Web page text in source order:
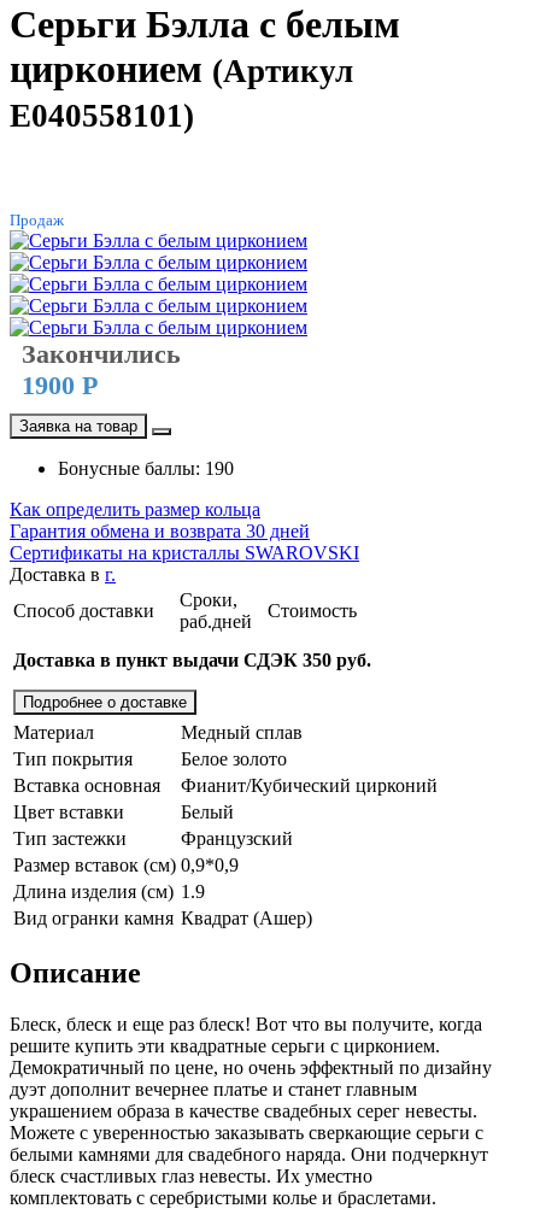
Серьги Бэлла с белым
цирконием (Артикул
E040558101)
Продаж
Закончились
1900 Р
Заявка на товар
Бонусные баллы: 190
Как определить размер кольца
Гарантия обмена и возврата 30 дней
Сертификаты на кристаллы SWAROVSKI
Доставка в г.
Способ доставки
Сроки,
раб.дней
Стоимость
Доставка в пункт выдачи СДЭК 350 руб.
Подробнее о доставке
Материал
Медный сплав
Тип покрытия
Белое золото
Вставка основная
Фианит/Кубический цирконий
Цвет вставки
Белый
Тип застежки
Французский
Размер вставок (см) 0,9*0,9
Длина изделия (см) 1.9
Вид огранки камня Квадрат (Ашер)
Описание
Блеск, блеск и еще раз блеск! Вот что вы получите, когда
решите купить эти квадратные серьги с цирконием.
Демократичный по цене, но очень эффектный по дизайну
дуэт дополнит вечернее платье и станет главным
украшением образа в качестве свадебных серег невесты.
Можете с уверенностью заказывать сверкающие серьги с
белыми камнями для свадебного наряда. Они подчеркнут
блеск счастливых глаз невесты. Их уместно
комплектовать с серебристыми колье и браслетами.